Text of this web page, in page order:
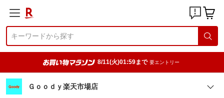
8/11(火)01:59まで 要エントリー
Ｇｏｏｄｙ楽天市場店